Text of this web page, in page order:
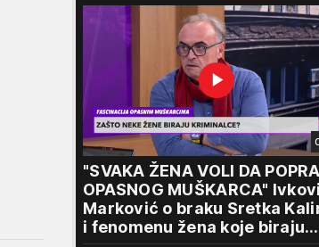
"SVAKA ŽENA VOLI DA
OPASNOG MUŠKARCA"
Marković o braku Sretka
i fenomenu žena koje biraju